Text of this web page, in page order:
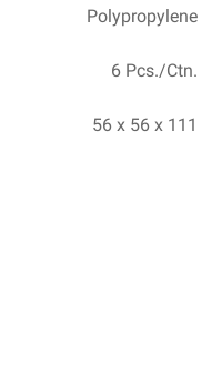
Polypropylene
6 Pcs./Ctn.
56 x 56 x 111